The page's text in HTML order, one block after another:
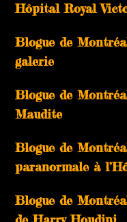
Hôpital Royal
Blogue de
galerie
Blogue de
Maudite
Blogue de
paranormale à
Blogue de